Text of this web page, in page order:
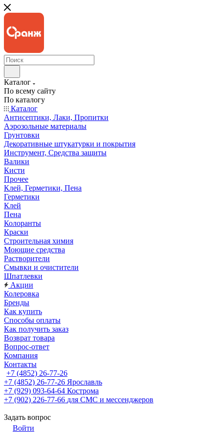
Каталог
По всему сайту
По каталогу
Каталог
Антисептики, Лаки, Пропитки
Аэрозольные материалы
Грунтовки
Декоративные штукатурки и покрытия
Инструмент, Средства защиты
Валики
Кисти
Прочее
Клей, Герметики, Пена
Герметики
Клей
Пена
Колоранты
Краски
Строительная химия
Моющие средства
Растворители
Смывки и очистители
Шпатлевки
Акции
Колеровка
Бренды
Как купить
Способы оплаты
Как получить заказ
Возврат товара
Вопрос-ответ
Компания
Контакты
+7 (4852) 26-77-26
+7 (4852) 26-77-26 Ярославль
+7 (929) 093-64-64 Кострома
+7 (902) 226-77-66 для СМС и мессенджеров
Задать вопрос
Войти